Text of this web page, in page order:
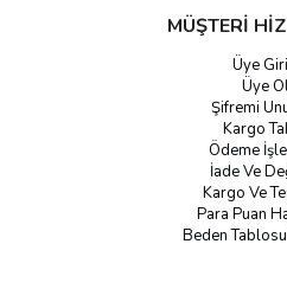
MÜŞTERİ
Üye
Üye
Şifremi
Kargo
Ödeme
İade Ve
Kargo Ve
Para Puan
Beden